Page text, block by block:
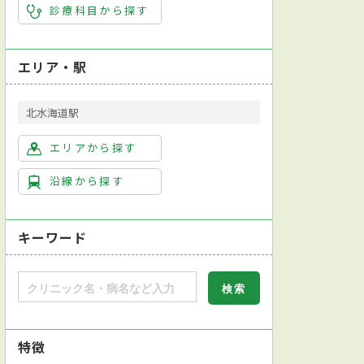
診療科目から探す
エリア・駅
北水海道駅
エリアから探す
沿線から探す
キーワード
特徴